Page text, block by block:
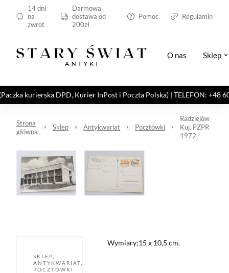
14 dni
na
zwrot
Darmowa
dostawa od
200zł
Pomoc Regulamin
O nas Sklep
kurierska DPD, Kurier InPost i Poczta Polska) | TELEFON: +48
Strona
główna
Sklep Antykwariat Pocztówki
Radziejów
Kuj. PZPR
1972
SKLEP
ANTYKWARIAT
POCZTÓWKI
Wymiary;15 x 10,5 cm.